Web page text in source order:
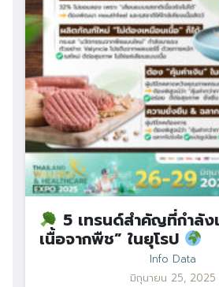
5 เทรนด์สำคัญที่กำลัง
เนื้อจากพืช” ในยุโรป
Info Data
มิถุนายน 25, 2025